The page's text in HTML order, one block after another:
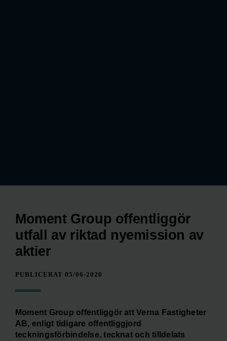
Moment Group offentliggör
utfall av riktad nyemission av
aktier
PUBLICERAT 05/06-2020
Moment Group offentliggör att Verna Fastigheter
AB, enligt tidigare offentliggjord
teckningsförbindelse, tecknat och tilldelats